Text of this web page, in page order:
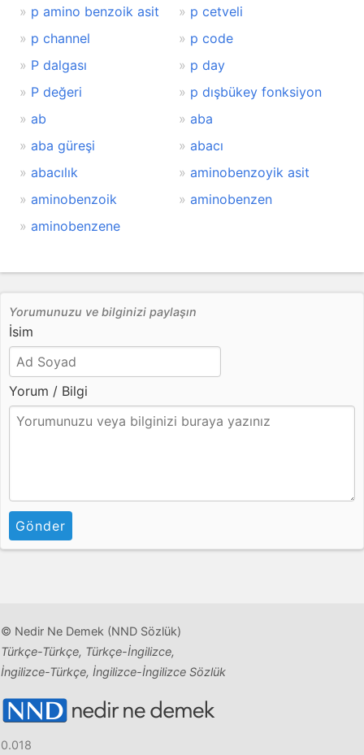
p amino benzoik asit
p cetveli
p channel
p code
P dalgası
p day
P değeri
p dışbükey fonksiyon
ab
aba
aba güreşi
abacı
abacılık
aminobenzoyik asit
aminobenzoik
aminobenzen
aminobenzene
Yorumunuzu ve bilginizi paylaşın
İsim
Yorum / Bilgi
Gönder
© Nedir Ne Demek (NND Sözlük)
Türkçe-Türkçe, Türkçe-İngilizce,
İngilizce-Türkçe, İngilizce-İngilizce Sözlük
0.018